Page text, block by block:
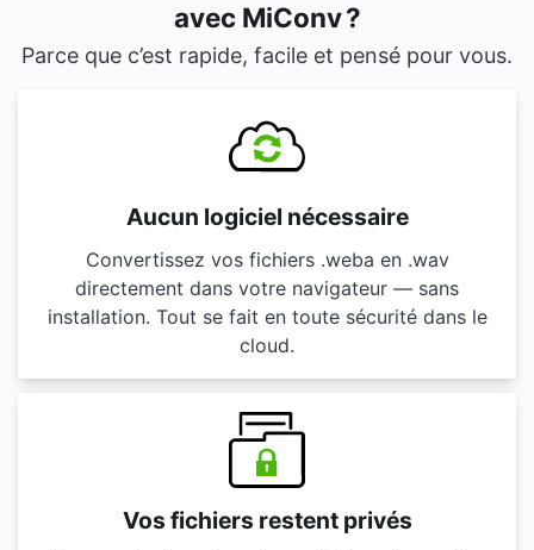
avec MiConv ?
Parce que c’est rapide, facile et pensé pour vous.
Aucun logiciel nécessaire
Convertissez vos fichiers .weba en .wav
directement dans votre navigateur — sans
installation. Tout se fait en toute sécurité dans le
cloud.
Vos fichiers restent privés